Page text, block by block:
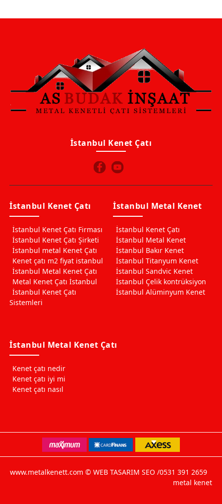
İstanbul Kenet Çatı
İstanbul Kenet Çatı
İstanbul Kenet Çatı Firması
İstanbul Kenet Çatı Şirketi
İstanbul metal Kenet Çatı
Kenet çatı m2 fiyat istanbul
İstanbul Metal Kenet Çatı
Metal Kenet Çatı İstanbul
İstanbul Kenet Çatı
Sistemleri
İstanbul Metal Kenet
İstanbul Kenet Çatı
İstanbul Metal Kenet
İstanbul Bakır Kenet
İstanbul Titanyum Kenet
İstanbul Sandvic Kenet
İstanbul Çelik kontrüksiyon
İstanbul Alüminyum Kenet
İstanbul Metal Kenet Çatı
Kenet çatı nedir
Kenet çatı iyi mi
Kenet çatı nasıl
www.metalkenett.com © WEB TASARIM SEO /0531 391 2659
metal kenet